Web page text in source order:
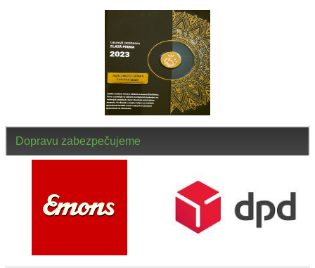
Dopravu zabezpečujeme